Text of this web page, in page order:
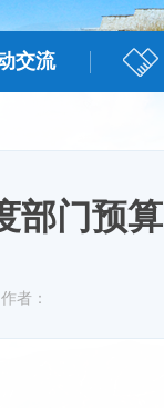
交流
部门预算
作者：